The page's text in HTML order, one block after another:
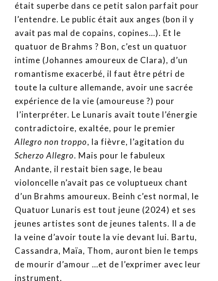
était superbe dans ce petit salon parfait pour
l’entendre. Le public était aux anges (bon il y
avait pas mal de copains, copines…). Et le
quatuor de Brahms ? Bon, c’est un quatuor
intime (Johannes amoureux de Clara), d’un
romantisme exacerbé, il faut être pétri de
toute la culture allemande, avoir une sacrée
expérience de la vie (amoureuse ?) pour
l’interpréter. Le Lunaris avait toute l’énergie
contradictoire, exaltée, pour le premier
Allegro non troppo, la fièvre, l’agitation du
Scherzo Allegro. Mais pour le fabuleux
Andante, il restait bien sage, le beau
violoncelle n’avait pas ce voluptueux chant
d’un Brahms amoureux. Beinh c’est normal, le
Quatuor Lunaris est tout jeune (2024) et ses
jeunes artistes sont de jeunes talents. Il a de
la veine d’avoir toute la vie devant lui. Bartu,
Cassandra, Maïa, Thom, auront bien le temps
de mourir d’amour …et de l’exprimer avec leur
instrument.